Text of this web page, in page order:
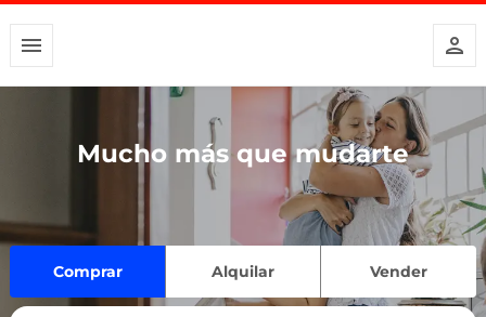
Mucho más que mudarte
Comprar Alquilar Vender